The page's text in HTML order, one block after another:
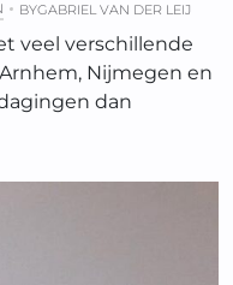
BYGABRIEL VAN DER LEIJ
veel verschillende
Nijmegen en
dan